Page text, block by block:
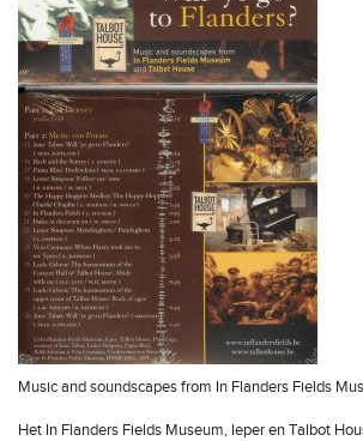
Music and soundscapes from In Flanders Fields
Het In Flanders Fields Museum, Ieper en Talbot